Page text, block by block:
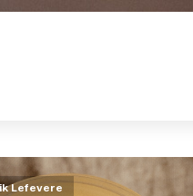
Lefevere